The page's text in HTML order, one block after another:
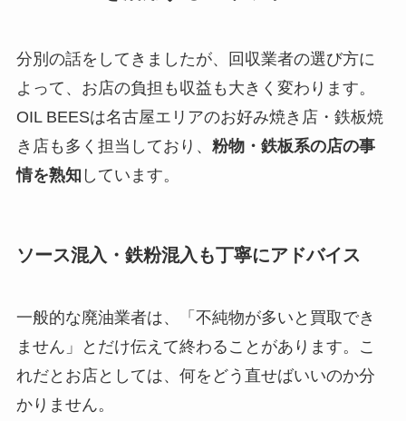
分別の話をしてきましたが、回収業者の選び方に
よって、お店の負担も収益も大きく変わります。
OIL BEESは名古屋エリアのお好み焼き店・鉄板焼
き店も多く担当しており、 粉物・鉄板系の店の事
情を熟知 しています。
ソース混入・鉄粉混入も丁寧にアドバイス
一般的な廃油業者は、「不純物が多いと買取でき
ません」とだけ伝えて終わることがあります。こ
れだとお店としては、何をどう直せばいいのか分
かりません。